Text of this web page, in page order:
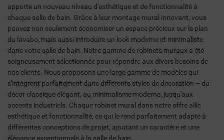
apporte un nouveau niveau d'esthétique et de fonctionnalité à
chaque salle de bain. Grâce à leur montage mural innovant, vous
pouvez non seulement économiser un espace précieux sur le plan
du lavabo, mais aussi introduire un look moderne et minimaliste
dans votre salle de bain. Notre gamme de robinets muraux a été
soigneusement sélectionnée pour répondre aux divers besoins de
nos clients. Nous proposons une large gamme de modèles qui
s'intègrent parfaitement dans différents styles de décoration – du
décor classique élégant, au minimalisme moderne, jusqu'aux
accents industriels. Chaque robinet mural dans notre offre allie
esthétique et fonctionnalité, ce qui le rend parfaitement adapté à
différentes conceptions de projet, ajoutant un caractère et une
élégance exceptionnels à la salle de bain.